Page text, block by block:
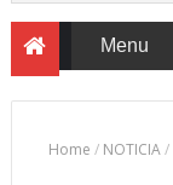
Home / NOTICIA/